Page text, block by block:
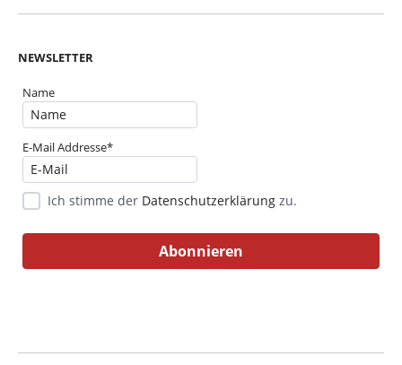
NEWSLETTER
Name
E-Mail Addresse*
Ich stimme der Datenschutzerklärung zu.